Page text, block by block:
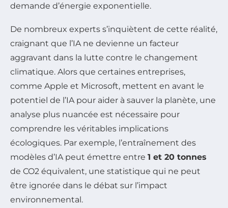
demande d’énergie exponentielle.
De nombreux experts s’inquiètent de cette réalité,
craignant que l’IA ne devienne un facteur
aggravant dans la lutte contre le changement
climatique. Alors que certaines entreprises,
comme Apple et Microsoft, mettent en avant le
potentiel de l’IA pour aider à sauver la planète, une
analyse plus nuancée est nécessaire pour
comprendre les véritables implications
écologiques. Par exemple, l’entraînement des
modèles d’IA peut émettre entre 1 et 20 tonnes
de CO2 équivalent, une statistique qui ne peut
être ignorée dans le débat sur l’impact
environnemental.